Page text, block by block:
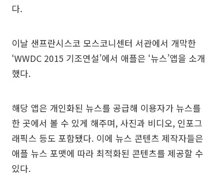
다.
이날 샌프란시스코 모스코니센터 서관에서 개막한
‘WWDC 2015 기조연설’에서 애플은 ‘뉴스’앱을 소개
했다.
해당 앱은 개인화된 뉴스를 공급해 이용자가 뉴스를
한 곳에서 볼 수 있게 해주며, 사진과 비디오, 인포그
래픽스 등도 포함됐다. 이에 뉴스 콘텐츠 제작자들은
애플 뉴스 포맷에 따라 최적화된 콘텐츠를 제공할 수
있다.